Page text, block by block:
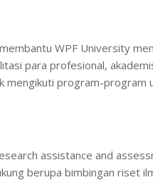
WPF University
para profesional,
mengikuti program-program
assistance and
berupa bimbingan riset